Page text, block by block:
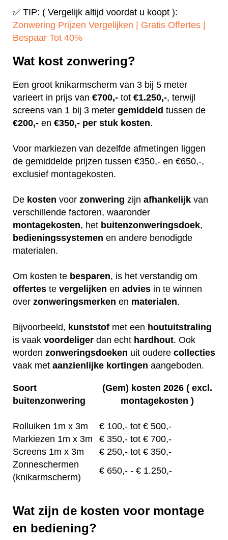
✅ TIP: ( Vergelijk altijd voordat u koopt ):
Zonwering Prijzen Vergelijken | Gratis Offertes |
Bespaar Tot 40%‎
Wat kost zonwering?
Een groot knikarmscherm van 3 bij 5 meter
varieert in prijs van €700,- tot €1.250,-, terwijl
screens van 1 bij 3 meter gemiddeld tussen de
€200,- en €350,- per stuk kosten.
Voor markiezen van dezelfde afmetingen liggen
de gemiddelde prijzen tussen €350,- en €650,-,
exclusief montagekosten.
De kosten voor zonwering zijn afhankelijk van
verschillende factoren, waaronder
montagekosten, het buitenzonweringsdoek,
bedieningssystemen en andere benodigde
materialen.
Om kosten te besparen, is het verstandig om
offertes te vergelijken en advies in te winnen
over zonweringsmerken en materialen.
Bijvoorbeeld, kunststof met een houtuitstraling
is vaak voordeliger dan echt hardhout. Ook
worden zonweringsdoeken uit oudere collecties
vaak met aanzienlijke kortingen aangeboden.
Soort
buitenzonwering
(Gem) kosten 2026 ( excl.
montagekosten )
Rolluiken 1m x 3m € 100,- tot € 500,-
Markiezen 1m x 3m
€ 350,- tot € 700,-
Screens 1m x 3m
€ 250,- tot € 350,-
Zonneschermen
(knikarmscherm)
€ 650,- - € 1.250,-
Wat zijn de kosten voor montage
en bediening?